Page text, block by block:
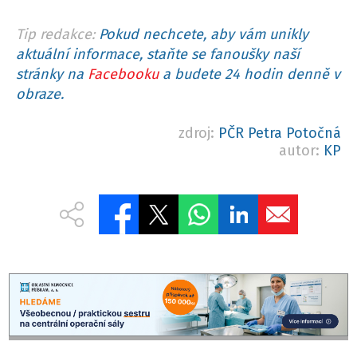
Tip redakce: Pokud nechcete, aby vám unikly
aktuální informace, staňte se fanoušky naší
stránky na Facebookua budete 24 hodin denně v
obraze.
zdroj: PČR Petra Potočná
autor: KP